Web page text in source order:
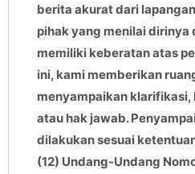
berita akurat dari
pihak yang menilai dirinya
memiliki keberatan atas
ini, kami memberikan
menyampaikan klarifikasi,
atau hak jawab.
dilakukan sesuai
(12) Undang-Undang